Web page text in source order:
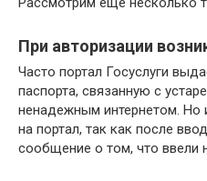
При авторизации
Часто портал Госуслуги
паспорта, связанную с
ненадежным интернетом. Но
на портал, так как после
сообщение о том, что ввели